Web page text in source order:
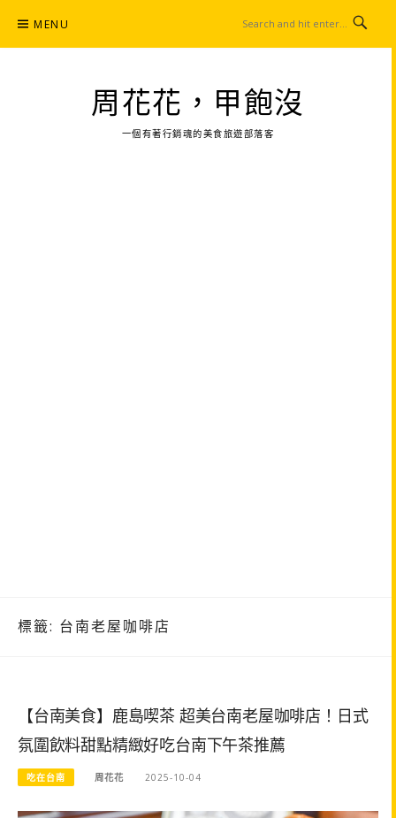
content
MENU
周花花，甲飽沒
一個有著行銷魂的美食旅遊部落客
標籤: 台南老屋咖啡店
【台南美食】鹿島喫茶 超美台南老屋咖啡店！日式
氛圍飲料甜點精緻好吃台南下午茶推薦
吃在台南 周花花 2025-10-04